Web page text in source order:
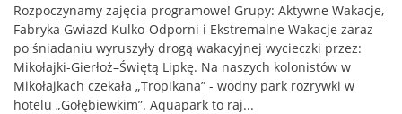
Rozpoczynamy zajęcia programowe! Grupy: Aktywne Wakacje,
Fabryka Gwiazd Kulko-Odporni i Ekstremalne Wakacje zaraz
po śniadaniu wyruszyły drogą wakacyjnej wycieczki przez:
Mikołajki-Gierłoż–Świętą Lipkę. Na naszych kolonistów w
Mikołajkach czekała „Tropikana” - wodny park rozrywki w
hotelu „Gołębiewkim”. Aquapark to raj...